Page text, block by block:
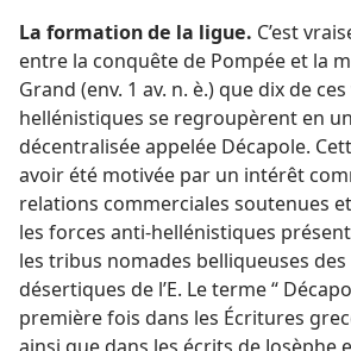
La formation de la ligue. C’est
entre la conquête de Pompée et la
Grand (env. 1 av. n. è.) que dix de
hellénistiques se regroupèrent en
décentralisée appelée Décapole.
avoir été motivée par un intérêt
relations commerciales soutenues
les forces anti-hellénistiques
les tribus nomades belliqueuses
désertiques de l’E. Le terme “
première fois dans les Écritures